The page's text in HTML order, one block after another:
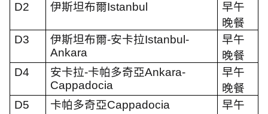
D2
伊斯坦布爾Istanbul
早午
晚餐
D3
伊斯坦布爾-安卡拉Istanbul-
Ankara
早午
晚餐
D4
安卡拉-卡帕多奇亞Ankara-
Cappadocia
早午
晚餐
D5
卡帕多奇亞Cappadocia
早午